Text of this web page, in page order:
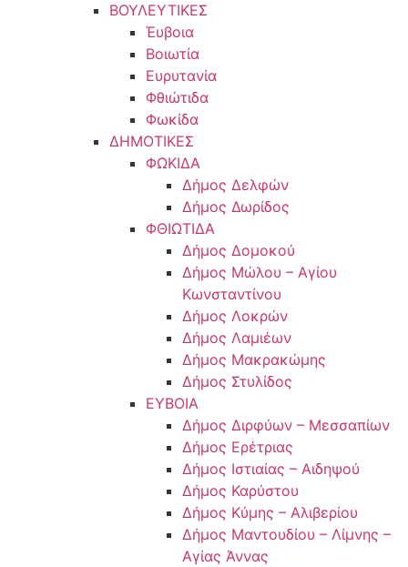
ΒΟΥΛΕΥΤΙΚΕΣ
Έυβοια
Βοιωτία
Ευρυτανία
Φθιώτιδα
Φωκίδα
ΔΗΜΟΤΙΚΕΣ
ΦΩΚΙΔΑ
Δήμος Δελφών
Δήμος Δωρίδος
ΦΘΙΩΤΙΔΑ
Δήμος Δομοκού
Δήμος Μώλου – Αγίου
Κωνσταντίνου
Δήμος Λοκρών
Δήμος Λαμιέων
Δήμος Μακρακώμης
Δήμος Στυλίδος
ΕΥΒΟΙΑ
Δήμος Διρφύων – Μεσσαπίων
Δήμος Ερέτριας
Δήμος Ιστιαίας – Αιδηψού
Δήμος Καρύστου
Δήμος Κύμης – Αλιβερίου
Δήμος Μαντουδίου – Λίμνης –
Αγίας Άννας